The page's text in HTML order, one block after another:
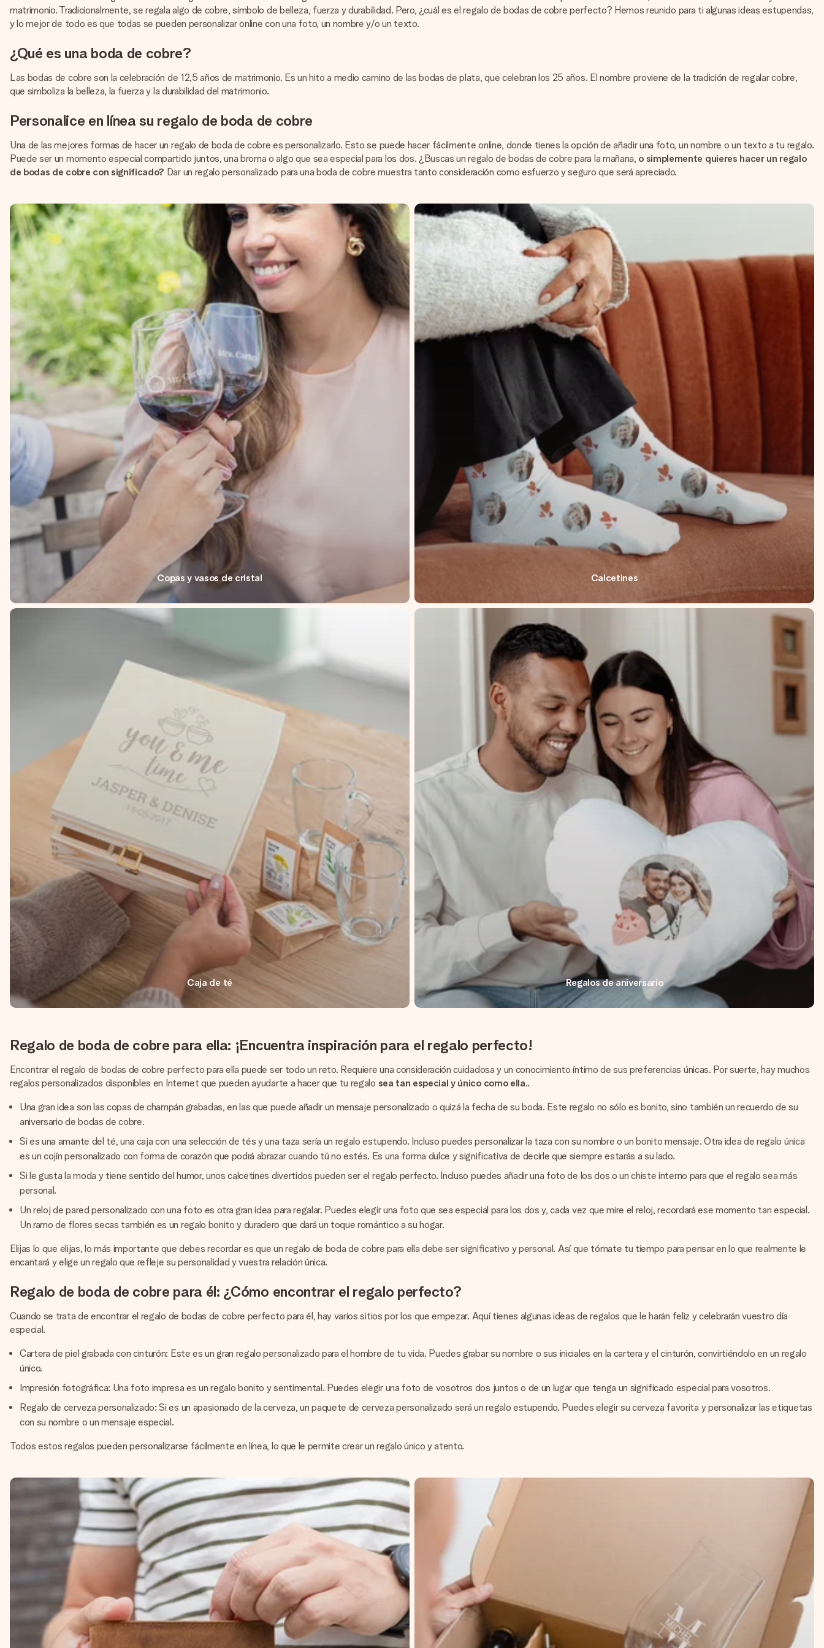
matrimonio. Tradicionalmente, se regala algo de cobre, símbolo de belleza, fuerza y durabilidad. Pero, ¿cuál es el regalo de bodas de cobre perfecto? Hemos reunido para ti algunas ideas estupendas,
y lo mejor de todo es que todas se pueden personalizar online con una foto, un nombre y/o un texto.
¿Qué es una boda de cobre?
Las bodas de cobre son la celebración de 12,5 años de matrimonio. Es un hito a medio camino de las bodas de plata, que celebran los 25 años. El nombre proviene de la tradición de regalar cobre,
que simboliza la belleza, la fuerza y la durabilidad del matrimonio.
Personalice en línea su regalo de boda de cobre
Una de las mejores formas de hacer un regalo de boda de cobre es personalizarlo. Esto se puede hacer fácilmente online, donde tienes la opción de añadir una foto, un nombre o un texto a tu regalo.
Puede ser un momento especial compartido juntos, una broma o algo que sea especial para los dos. ¿Buscas un regalo de bodas de cobre para la mañana, o simplemente quieres hacer un regalo
de bodas de cobre con significado? Dar un regalo personalizado para una boda de cobre muestra tanto consideración como esfuerzo y seguro que será apreciado.
Copas y vasos de cristal Calcetines
Caja de té Regalos de aniversario
Regalo de boda de cobre para ella: ¡Encuentra inspiración para el regalo perfecto!
Encontrar el regalo de bodas de cobre perfecto para ella puede ser todo un reto. Requiere una consideración cuidadosa y un conocimiento íntimo de sus preferencias únicas. Por suerte, hay muchos
regalos personalizados disponibles en Internet que pueden ayudarte a hacer que tu regalo sea tan especial y único como ella..
Una gran idea son las copas de champán grabadas, en las que puede añadir un mensaje personalizado o quizá la fecha de su boda. Este regalo no sólo es bonito, sino también un recuerdo de su
aniversario de bodas de cobre.
Si es una amante del té, una caja con una selección de tés y una taza sería un regalo estupendo. Incluso puedes personalizar la taza con su nombre o un bonito mensaje. Otra idea de regalo única
es un cojín personalizado con forma de corazón que podrá abrazar cuando tú no estés. Es una forma dulce y significativa de decirle que siempre estarás a su lado.
Si le gusta la moda y tiene sentido del humor, unos calcetines divertidos pueden ser el regalo perfecto. Incluso puedes añadir una foto de los dos o un chiste interno para que el regalo sea más
personal.
Un reloj de pared personalizado con una foto es otra gran idea para regalar. Puedes elegir una foto que sea especial para los dos y, cada vez que mire el reloj, recordará ese momento tan especial.
Un ramo de flores secas también es un regalo bonito y duradero que dará un toque romántico a su hogar.
Elijas lo que elijas, lo más importante que debes recordar es que un regalo de boda de cobre para ella debe ser significativo y personal. Así que tómate tu tiempo para pensar en lo que realmente le
encantará y elige un regalo que refleje su personalidad y vuestra relación única.
Regalo de boda de cobre para él: ¿Cómo encontrar el regalo perfecto?
Cuando se trata de encontrar el regalo de bodas de cobre perfecto para él, hay varios sitios por los que empezar. Aquí tienes algunas ideas de regalos que le harán feliz y celebrarán vuestro día
especial.
Cartera de piel grabada con cinturón: Este es un gran regalo personalizado para el hombre de tu vida. Puedes grabar su nombre o sus iniciales en la cartera y el cinturón, convirtiéndolo en un regalo
único.
Impresión fotográfica: Una foto impresa es un regalo bonito y sentimental. Puedes elegir una foto de vosotros dos juntos o de un lugar que tenga un significado especial para vosotros.
Regalo de cerveza personalizado: Si es un apasionado de la cerveza, un paquete de cerveza personalizado será un regalo estupendo. Puedes elegir su cerveza favorita y personalizar las etiquetas
con su nombre o un mensaje especial.
Todos estos regalos pueden personalizarse fácilmente en línea, lo que le permite crear un regalo único y atento.